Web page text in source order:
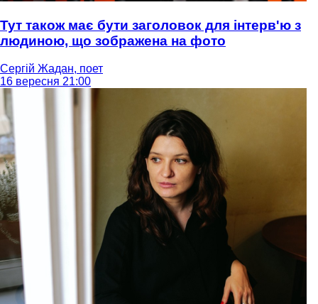
Тут також має бути заголовок для інтерв'ю з
людиною, що зображена на фото
Сергій Жадан, поет
16 вересня 21:00